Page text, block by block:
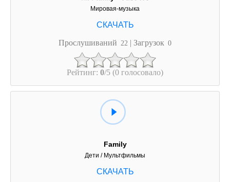
Мировая-музыка
Прослушиваний 22 | Загрузок 0
Рейтинг: 0/5 (0 голосовало)
Family
Дети / Мультфильмы